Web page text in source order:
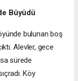
Büyüdü
bulunan boş
Alevler, gece
sürede
Köy